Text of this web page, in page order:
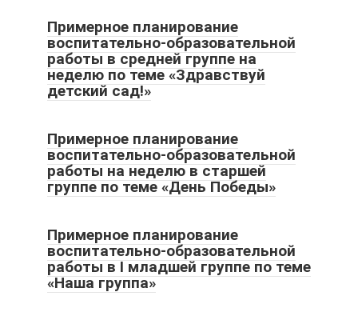
Примерное планирование
воспитательно-образовательной
работы в средней группе на
неделю по теме «Здравствуй
детский сад!»
Примерное планирование
воспитательно-образовательной
работы на неделю в старшей
группе по теме «День Победы»
Примерное планирование
воспитательно-образовательной
работы в I младшей группе по теме
«Наша группа»